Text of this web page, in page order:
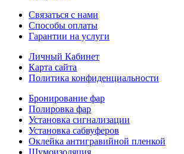
Связаться с нами
Способы оплаты
Гарантии на услуги
Личный Кабинет
Карта сайта
Политика конфиденциальности
Бронирование фар
Полировка фар
Установка сигнализации
Установка сабвуферов
Оклейка антигравийной пленкой
Шумоизоляция